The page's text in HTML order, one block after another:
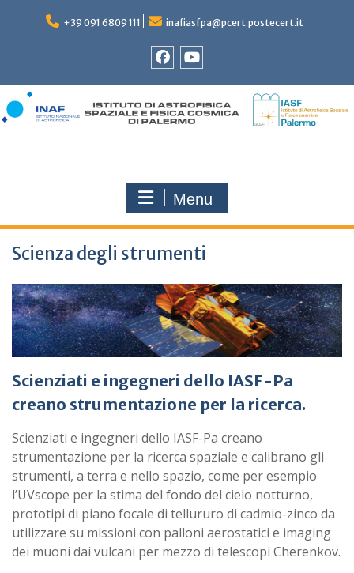
+39 091 6809 111 inafiasfpa@pcert.postecert.it
Menu
Scienza degli strumenti
Scienziati e ingegneri dello IASF-Pa
creano strumentazione per la ricerca.
Scienziati e ingegneri dello IASF-Pa creano
strumentazione per la ricerca spaziale e calibrano gli
strumenti, a terra e nello spazio, come per esempio
l’UVscope per la stima del fondo del cielo notturno,
prototipi di piano focale di tellururo di cadmio-zinco da
utilizzare su missioni con palloni aerostatici e imaging
dei muoni dai vulcani per mezzo di telescopi Cherenkov.